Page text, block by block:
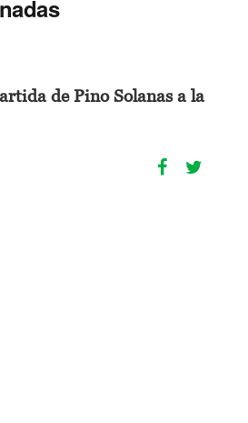
de Pino Solanas a la